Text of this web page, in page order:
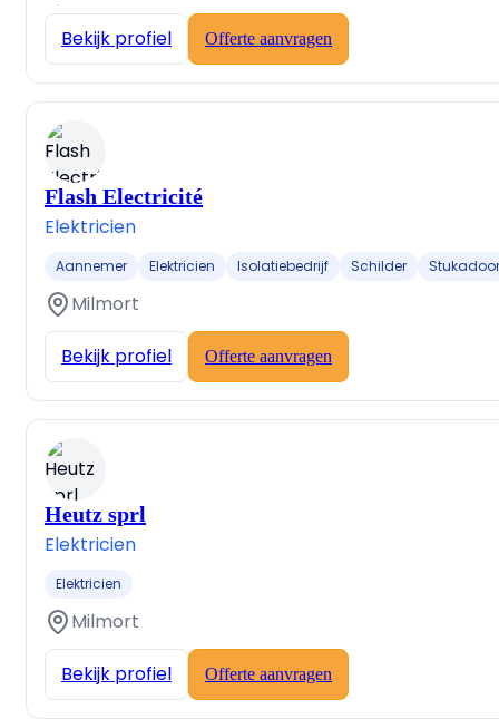
Bekijk profiel Offerte aanvragen
Flash Electricité
Elektricien
Aannemer Elektricien Isolatiebedrijf Schilder Stukadoor
Milmort
Bekijk profiel Offerte aanvragen
Heutz sprl
Elektricien
Elektricien
Milmort
Bekijk profiel Offerte aanvragen